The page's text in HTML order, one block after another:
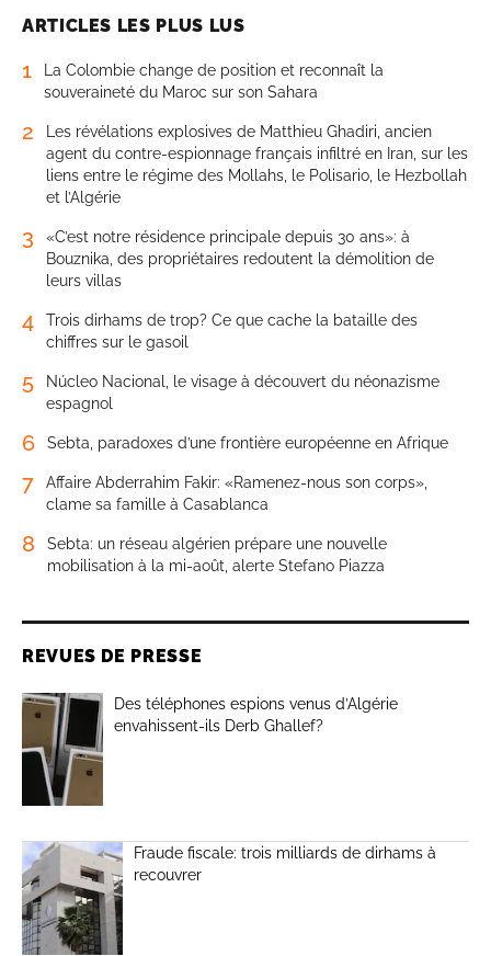
ARTICLES LES PLUS LUS
1
La Colombie change de position et reconnaît la
souveraineté du Maroc sur son Sahara
2
Les révélations explosives de Matthieu Ghadiri, ancien
agent du contre-espionnage français infiltré en Iran, sur les
liens entre le régime des Mollahs, le Polisario, le Hezbollah
et l’Algérie
3
«C’est notre résidence principale depuis 30 ans»: à
Bouznika, des propriétaires redoutent la démolition de
leurs villas
4
Trois dirhams de trop? Ce que cache la bataille des
chiffres sur le gasoil
5
Núcleo Nacional, le visage à découvert du néonazisme
espagnol
6 Sebta, paradoxes d’une frontière européenne en Afrique
7
Affaire Abderrahim Fakir: «Ramenez-nous son corps»,
clame sa famille à Casablanca
8
Sebta: un réseau algérien prépare une nouvelle
mobilisation à la mi-août, alerte Stefano Piazza
REVUES DE PRESSE
Des téléphones espions venus d’Algérie
envahissent-ils Derb Ghallef?
Fraude fiscale: trois milliards de dirhams à
recouvrer